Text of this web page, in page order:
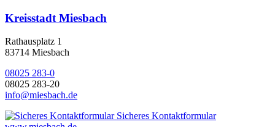
Kreisstadt Miesbach
Rathausplatz 1
83714 Miesbach
08025 283-0
08025 283-20
info@miesbach.de
Sicheres Kontaktformular